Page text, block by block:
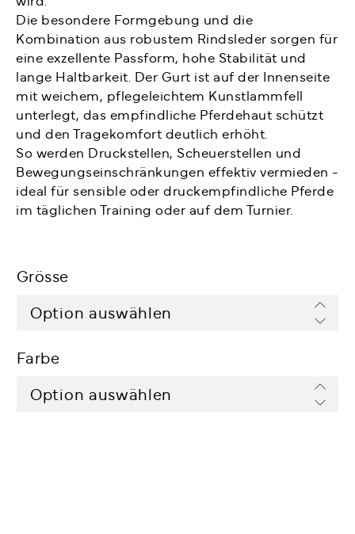
Die besondere Formgebung und die
Kombination aus robustem Rindsleder sorgen für
eine exzellente Passform, hohe Stabilität und
lange Haltbarkeit. Der Gurt ist auf der Innenseite
mit weichem, pflegeleichtem Kunstlammfell
unterlegt, das empfindliche Pferdehaut schützt
und den Tragekomfort deutlich erhöht.
So werden Druckstellen, Scheuerstellen und
Bewegungseinschränkungen effektiv vermieden -
ideal für sensible oder druckempfindliche Pferde
im täglichen Training oder auf dem Turnier.
Grösse
Farbe